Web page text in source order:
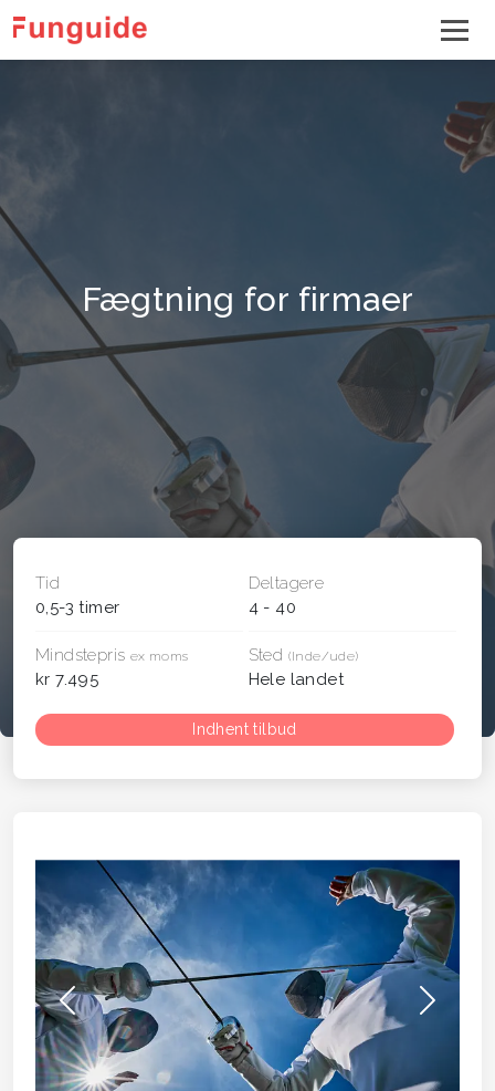
Fægtning for firmaer
Tid
0,5-3 timer
Deltagere
4 - 40
Mindstepris ex moms
kr 7.495
Sted (Inde/ude)
Hele landet
Indhent tilbud
Forrige